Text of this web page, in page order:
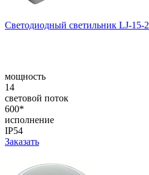
Светодиодный светильник LJ-15-2
мощность
14
световой поток
600*
исполнение
IP54
Заказать